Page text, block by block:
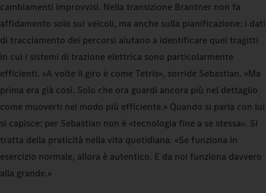
cambiamenti improvvisi. Nella transizione Brantner non fa
affidamento solo sui veicoli, ma anche sulla pianificazione: i dati
di tracciamento dei percorsi aiutano a identificare quei tragitti
in cui i sistemi di trazione elettrica sono particolarmente
efficienti. «A volte il giro è come Tetris», sorride Sebastian. «Ma
prima era già così. Solo che ora guardi ancora più nel dettaglio
come muoverti nel modo più efficiente.» Quando si parla con lui
si capisce: per Sebastian non è «tecnologia fine a se stessa». Si
tratta della praticità nella vita quotidiana. «Se funziona in
esercizio normale, allora è autentico. E da noi funziona davvero
alla grande.»